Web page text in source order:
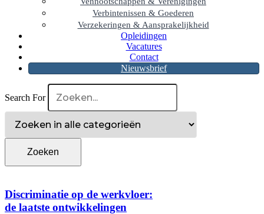
Verbintenissen & Goederen
Verzekeringen & Aansprakelijkheid
Opleidingen
Vacatures
Contact
Nieuwsbrief
Search For
Discriminatie op de werkvloer:
de laatste ontwikkelingen